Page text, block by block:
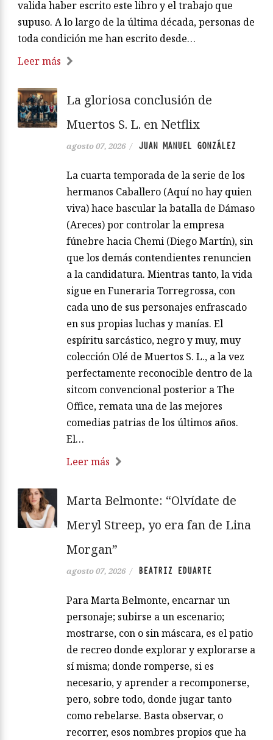
valida haber escrito este libro y el trabajo que
supuso. A lo largo de la última década, personas de
toda condición me han escrito desde…
Leer más
La gloriosa conclusión de
Muertos S. L. en Netflix
agosto 07, 2026 / JUAN MANUEL GONZÁLEZ
La cuarta temporada de la serie de los
hermanos Caballero (Aquí no hay quien
viva) hace bascular la batalla de Dámaso
(Areces) por controlar la empresa
fúnebre hacia Chemi (Diego Martín), sin
que los demás contendientes renuncien
a la candidatura. Mientras tanto, la vida
sigue en Funeraria Torregrossa, con
cada uno de sus personajes enfrascado
en sus propias luchas y manías. El
espíritu sarcástico, negro y muy, muy
colección Olé de Muertos S. L., a la vez
perfectamente reconocible dentro de la
sitcom convencional posterior a The
Office, remata una de las mejores
comedias patrias de los últimos años.
El…
Leer más
Marta Belmonte: “Olvídate de
Meryl Streep, yo era fan de Lina
Morgan”
agosto 07, 2026 / BEATRIZ EDUARTE
Para Marta Belmonte, encarnar un
personaje; subirse a un escenario;
mostrarse, con o sin máscara, es el patio
de recreo donde explorar y explorarse a
sí misma; donde romperse, si es
necesario, y aprender a recomponerse,
pero, sobre todo, donde jugar tanto
como rebelarse. Basta observar, o
recorrer, esos nombres propios que ha